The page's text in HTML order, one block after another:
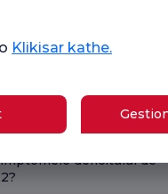
sarcinii?
deficitului de
Klikisar kathe.